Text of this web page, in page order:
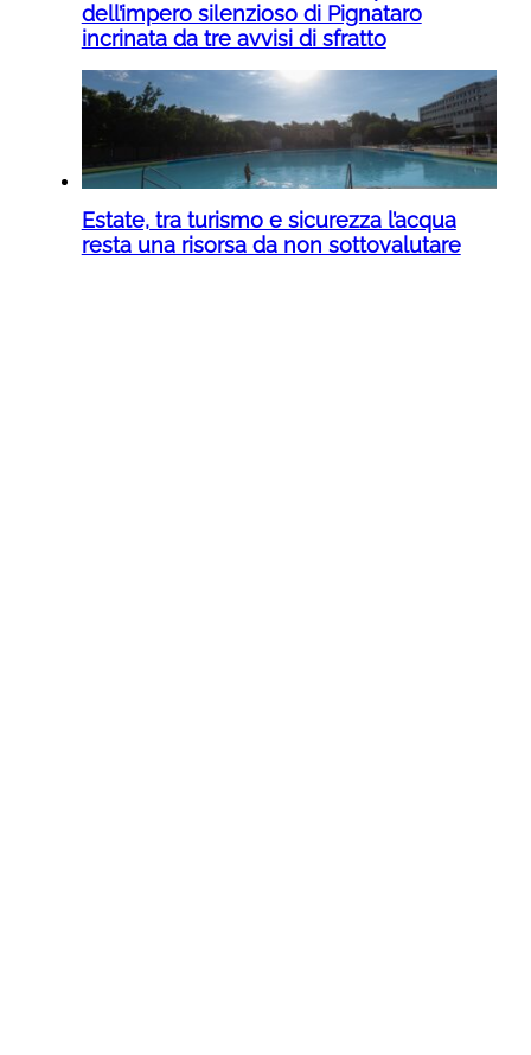
dell’impero silenzioso di Pignataro
incrinata da tre avvisi di sfratto
Estate, tra turismo e sicurezza l’acqua
resta una risorsa da non sottovalutare